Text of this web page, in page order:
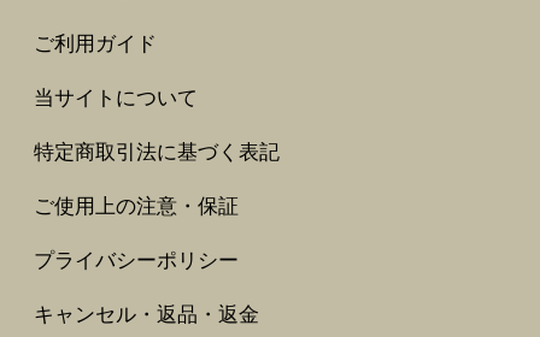
ご利用ガイド
当サイトについて
特定商取引法に基づく表記
ご使用上の注意・保証
プライバシーポリシー
キャンセル・返品・返金